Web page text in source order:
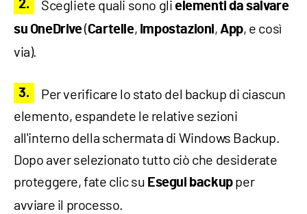
Scegliete quali sono gli elementi da salvare
su OneDrive(Cartelle, Impostazioni, App, e così
via).
Per verificare lo stato del backup di ciascun
elemento, espandete le relative sezioni
all'interno della schermata di Windows Backup.
Dopo aver selezionato tutto ciò che desiderate
proteggere, fate clic su Esegui backupper
avviare il processo.